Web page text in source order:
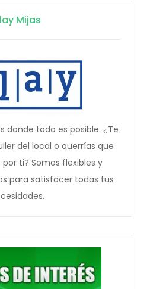
Mijas
donde todo es posible. ¿Te
del local o querrías que
ti? Somos flexibles y
para satisfacer todas tus